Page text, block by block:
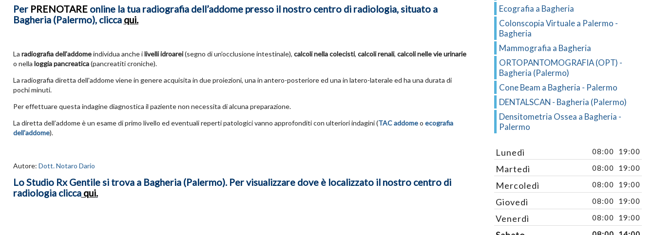
Per PRENOTAREonline la tua radiografia dell’addome presso il nostro centro di radiologia, situato a
Bagheria (Palermo), clicca qui.
La radiografia dell’addomeindividua anche ilivelli idroarei(segno di un’occlusione intestinale), calcoli nella colecisti, calcoli renali, calcoli nelle vie urinarie
o nella loggia pancreatica(pancreatiti croniche).
La radiografia diretta dell'addome viene in genere acquisita in due proiezioni, una in antero-posteriore ed una in latero-laterale ed ha una durata di
pochi minuti.
Per effettuare questa indagine diagnostica il paziente non necessita di alcuna preparazione.
La diretta dell’addome è un esame di primo livello ed eventuali reperti patologici vanno approfonditi con ulteriori indagini (TAC addomeo ecografia
dell'addome).
Autore: Dott. Notaro Dario
Lo Studio Rx Gentile si trova a Bagheria (Palermo). Per visualizzare dove è localizzato il nostro centro di
radiologia clicca qui.
Ecografia a Bagheria
Colonscopia Virtuale a Palermo -
Bagheria
Mammografia a Bagheria
ORTOPANTOMOGRAFIA (OPT) -
Bagheria (Palermo)
Cone Beam a Bagheria - Palermo
DENTALSCAN - Bagheria (Palermo)
Densitometria Ossea a Bagheria -
Palermo
Lunedì 08:00 19:00
Martedì 08:00 19:00
Mercoledì 08:00 19:00
Giovedì 08:00 19:00
Venerdì 08:00 19:00